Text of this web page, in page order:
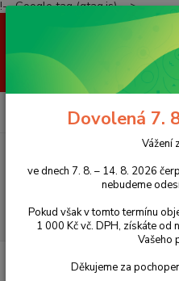
!-- Google tag (gtag.js) -->
Vážení zákazníci, ve dnech 7. 8.
tomto období nebudeme
termínu objednáte zboží v
od nás dárek v hodnotě 350 Kč
pochopení a
(Po-Pá, 8-16 hod.)Dovolená 7.
Vážení
ve dnech 7. 8. – 14. 8. 2026
nebudeme
Pokud však v tomto termínu
1 000 Kč vč. DPH, získáte od
Vašeho
Děkujeme za